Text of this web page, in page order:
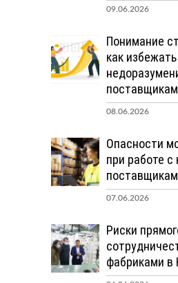
09.06.2026
Понимание
как избежать
08.06.2026
Опасности
при работе с
07.06.2026
Риски
фабриками в